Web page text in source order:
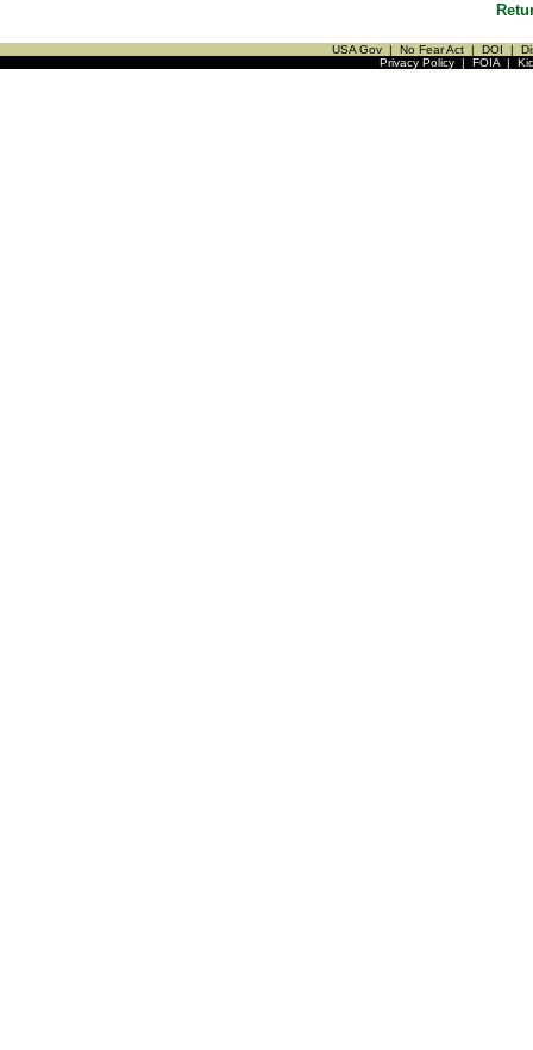
USA Gov | No Fear Act | DOI |
Privacy Policy| FOIA|